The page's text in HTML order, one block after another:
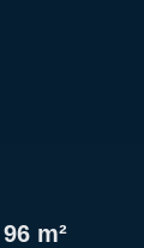
96 m²